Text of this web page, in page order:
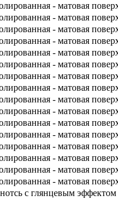
- матовая
- матовая
- матовая
- матовая
- матовая
- матовая
- матовая
- матовая
- матовая
- матовая
- матовая
- матовая
- матовая
- матовая
- матовая
- матовая
с глянцевым эффектом